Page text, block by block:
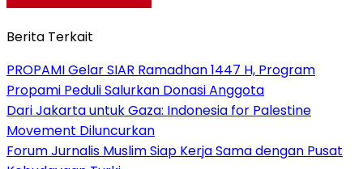
Berita Terkait
PROPAMI Gelar SIAR Ramadhan 1447 H, Program
Propami Peduli Salurkan Donasi Anggota
Dari Jakarta untuk Gaza: Indonesia for Palestine
Movement Diluncurkan
Forum Jurnalis Muslim Siap Kerja Sama dengan Pusat